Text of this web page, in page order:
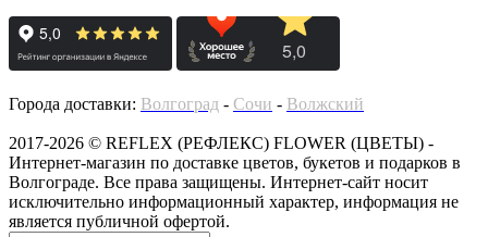
Города доставки: Волгоград - Сочи - Волжский
2017-2026 © REFLEX (РЕФЛЕКС) FLOWER (ЦВЕТЫ) -
Интернет-магазин по доставке цветов, букетов и подарков в
Волгограде. Все права защищены. Интернет-сайт носит
исключительно информационный характер, информация не
является публичной офертой.